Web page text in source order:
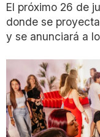
El próximo 26 de
donde se
y se anunciará a